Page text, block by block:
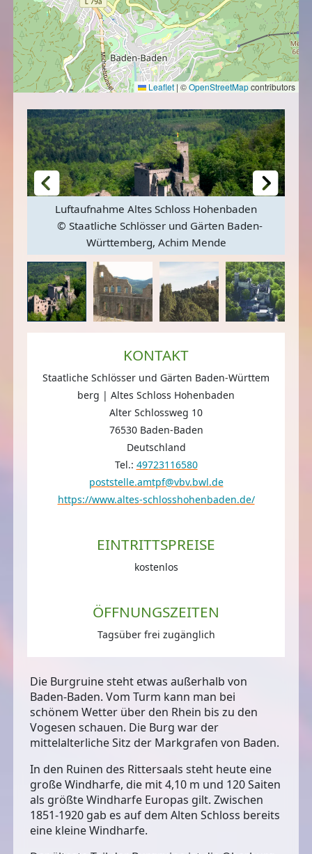
Leaflet | ©OpenStreetMapcontributors
Luftaufnahme Altes Schloss Hohenbaden
© Staatliche Schlösser und Gärten Baden-
Württemberg, Achim Mende
KONTAKT
Staatliche Schlösser und Gärten Baden-Württem
berg | Altes Schloss Hohenbaden
Alter Schlossweg 10
76530 Baden-Baden
Deutschland
Tel.: 49723116580
poststelle.amtpf@vbv.bwl.de
https://www.altes-schlosshohenbaden.de/
EINTRITTSPREISE
kostenlos
ÖFFNUNGSZEITEN
Tagsüber frei zugänglich
Die Burgruine steht etwas außerhalb von
Baden-Baden. Vom Turm kann man bei
schönem Wetter über den Rhein bis zu den
Vogesen schauen. Die Burg war der
mittelalterliche Sitz der Markgrafen von Baden.
In den Ruinen des Rittersaals steht heute eine
große Windharfe, die mit 4,10 m und 120 Saiten
als größte Windharfe Europas gilt. Zwischen
1851-1920 gab es auf dem Alten Schloss bereits
eine kleine Windharfe.